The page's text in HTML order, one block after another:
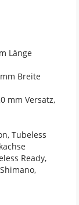
Länge
Breite
mm Versatz,
Tubeless
Ready,